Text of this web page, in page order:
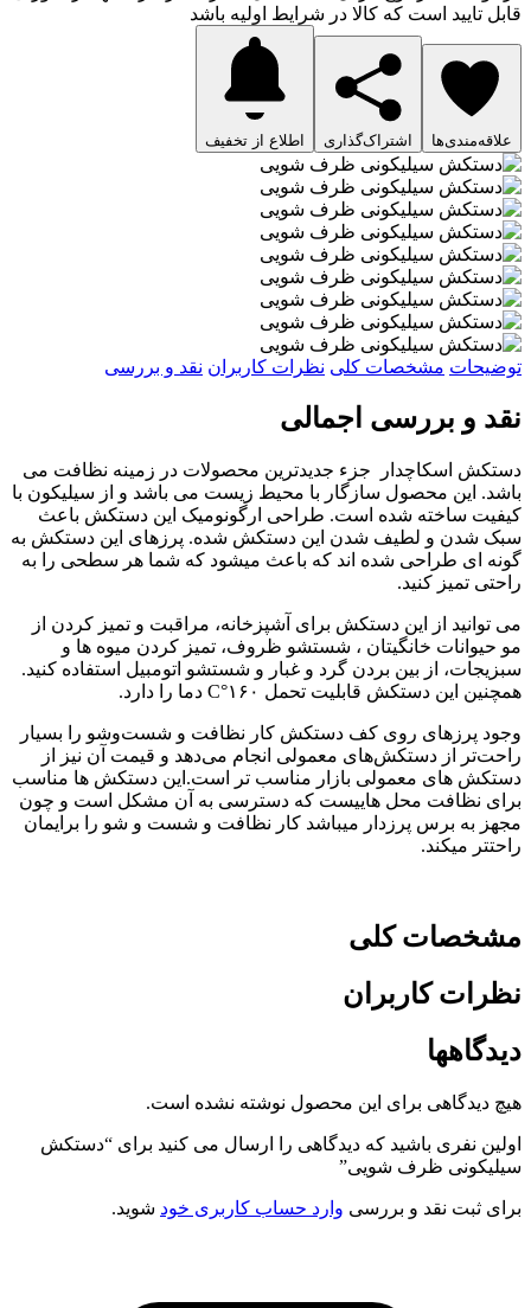
قابل تایید است که کالا در شرایط اولیه باشد
علاقه‌مندی‌ها اشتراک‌گذاری اطلاع از تخفیف
توضیحات مشخصات کلی نظرات کاربران نقد و بررسی
نقد و بررسی اجمالی
دستکش اسکاچدار جزء جدیدترین محصولات در زمینه نظافت می
باشد. این محصول سازگار با محیط زیست می باشد و از سیلیکون با
کیفیت ساخته شده است. طراحی ارگونومیک این دستکش باعث
سبک شدن و لطیف شدن این دستکش شده. پرزهای این دستکش به
گونه ای طراحی شده اند که باعث میشود که شما هر سطحی را به
راحتی تمیز کنید.
می توانید از این دستکش برای آشپزخانه، مراقبت و تمیز کردن از
مو حیوانات خانگیتان ، شستشو ظروف، تمیز کردن میوه ها و
سبزیجات، از بین بردن گرد و غبار و شستشو اتومبیل استفاده کنید.
همچنین این دستکش قابلیت تحمل ۱۶۰°C دما را دارد.
وجود پرزهای روی کف دستکش کار نظافت و شست‌وشو را بسیار
راحت‌تر از دستکش‌های معمولی انجام می‌دهد و قیمت آن نیز از
دستکش های معمولی بازار مناسب تر است.این دستکش ها مناسب
برای نظافت محل هاییست که دسترسی به آن مشکل است و چون
مجهز به برس پرزدار میباشد کار نظافت و شست و شو را برایمان
راحتتر میکند.
مشخصات کلی
نظرات کاربران
دیدگاهها
هیچ دیدگاهی برای این محصول نوشته نشده است.
اولین نفری باشید که دیدگاهی را ارسال می کنید برای “دستکش
سیلیکونی ظرف شویی”
برای ثبت نقد و بررسی وارد حساب کاربری خود شوید.